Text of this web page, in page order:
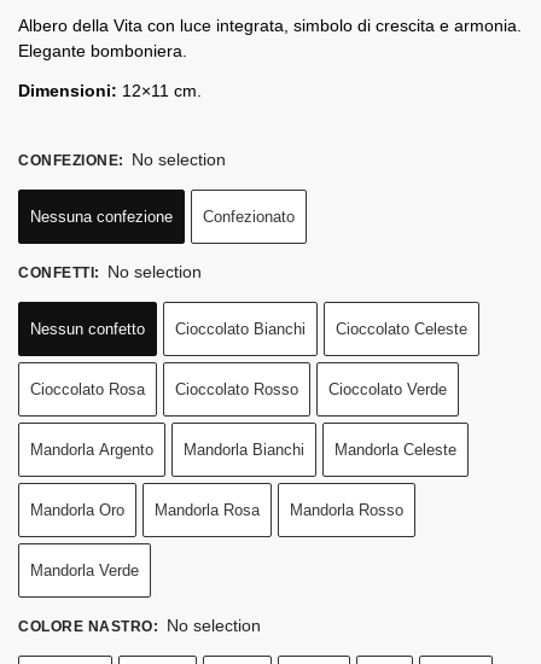
Albero della Vita con luce integrata, simbolo di crescita e armonia.
Elegante bomboniera.
Dimensioni: 12×11 cm.
CONFEZIONE: No selection
Nessuna confezione Confezionato
CONFETTI: No selection
Nessun confetto Cioccolato Bianchi Cioccolato Celeste
Cioccolato Rosa Cioccolato Rosso Cioccolato Verde
Mandorla Argento Mandorla Bianchi Mandorla Celeste
Mandorla Oro Mandorla Rosa Mandorla Rosso
Mandorla Verde
COLORE NASTRO: No selection